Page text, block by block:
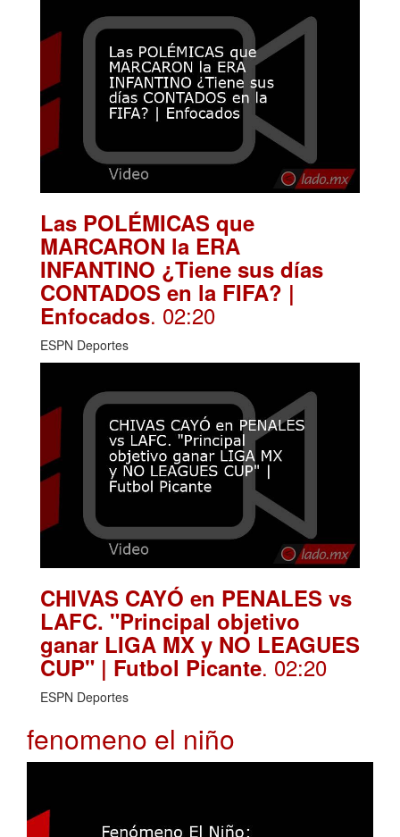
Las POLÉMICAS que
MARCARON la ERA
INFANTINO ¿Tiene sus días
CONTADOS en la FIFA? |
Enfocados. 02:20
ESPN Deportes
CHIVAS CAYÓ en PENALES vs
LAFC. "Principal objetivo
ganar LIGA MX y NO LEAGUES
CUP" | Futbol Picante. 02:20
ESPN Deportes
fenomeno el niño